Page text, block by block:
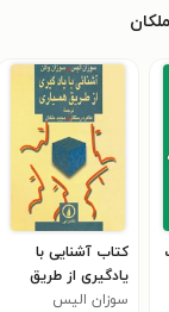
کتاب آشنایی با
یادگیری از طریق
همیاری
سوزان الیس